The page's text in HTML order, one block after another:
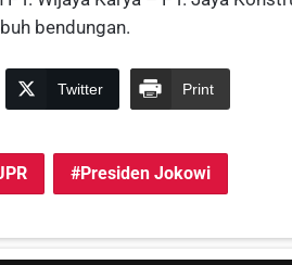
bendungan.
Twitter Print
Presiden Jokowi